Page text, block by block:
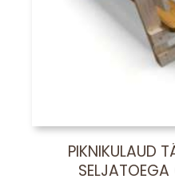
PIKNIKULAUD